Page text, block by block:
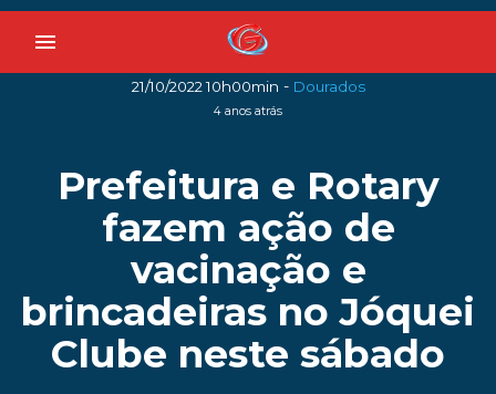
menu
21/10/2022 10h00min - Dourados
4 anos atrás
Prefeitura e Rotary
fazem ação de
vacinação e
brincadeiras no Jóquei
Clube neste sábado